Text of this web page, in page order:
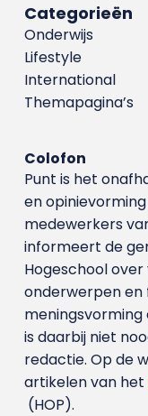
Categorieën
Onderwijs
Lifestyle
International
Themapagina’s
Colofon
Punt is het
en
medewerkers
informeert de
Hogeschool
onderwerpen en
meningsvorming
is daarbij niet
redactie. Op de
artikelen van het
(HOP).